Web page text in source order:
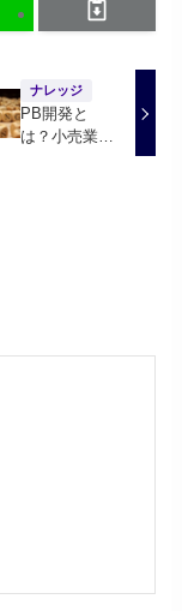
ナレッジ
PB開発と
は？小売業者